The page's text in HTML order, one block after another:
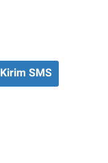
Kirim SMS